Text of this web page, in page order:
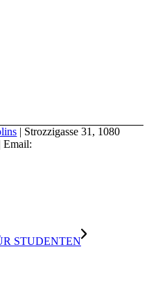
| Strozzigasse 31, 1080
| Email:
STUDENTEN